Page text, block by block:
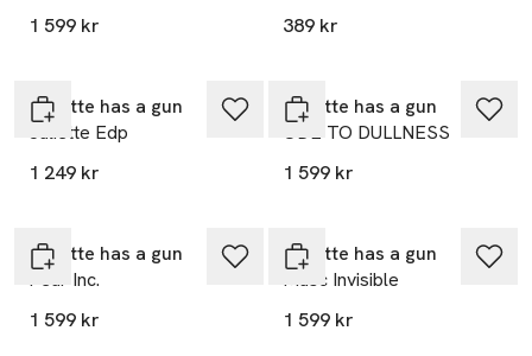
1 599 kr
389 kr
Juliette has a gun
Juliette Edp
1 249 kr
Juliette has a gun
ODE TO DULLNESS
1 599 kr
Juliette has a gun
Pear Inc.
1 599 kr
Juliette has a gun
Musc Invisible
1 599 kr